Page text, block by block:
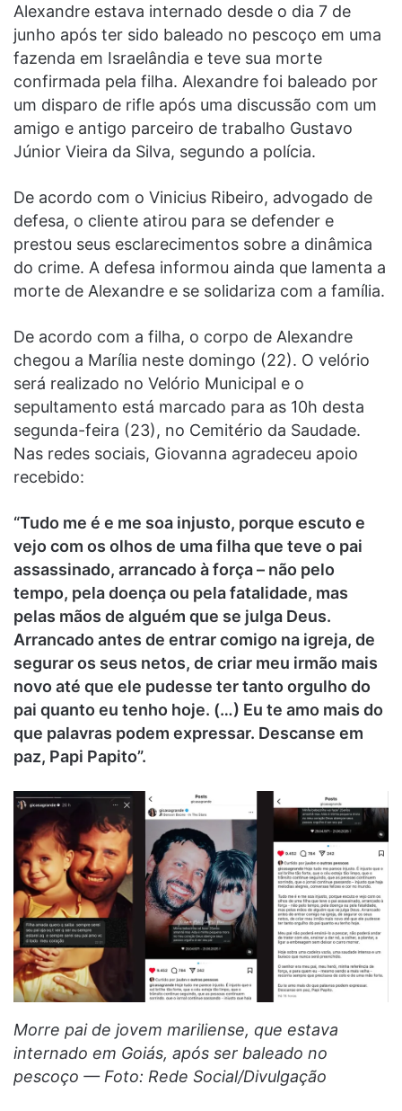
Alexandre estava internado desde o dia 7 de
junho após ter sido baleado no pescoço em uma
fazenda em Israelândia e teve sua morte
confirmada pela filha. Alexandre foi baleado por
um disparo de rifle após uma discussão com um
amigo e antigo parceiro de trabalho Gustavo
Júnior Vieira da Silva, segundo a polícia.
De acordo com o Vinicius Ribeiro, advogado de
defesa, o cliente atirou para se defender e
prestou seus esclarecimentos sobre a dinâmica
do crime. A defesa informou ainda que lamenta a
morte de Alexandre e se solidariza com a família.
De acordo com a filha, o corpo de Alexandre
chegou a Marília neste domingo (22). O velório
será realizado no Velório Municipal e o
sepultamento está marcado para as 10h desta
segunda-feira (23), no Cemitério da Saudade.
Nas redes sociais, Giovanna agradeceu apoio
recebido:
“Tudo me é e me soa injusto, porque escuto e
vejo com os olhos de uma filha que teve o pai
assassinado, arrancado à força – não pelo
tempo, pela doença ou pela fatalidade, mas
pelas mãos de alguém que se julga Deus.
Arrancado antes de entrar comigo na igreja, de
segurar os seus netos, de criar meu irmão mais
novo até que ele pudesse ter tanto orgulho do
pai quanto eu tenho hoje. (…) Eu te amo mais do
que palavras podem expressar. Descanse em
paz, Papi Papito”.
Morre pai de jovem mariliense, que estava
internado em Goiás, após ser baleado no
pescoço — Foto: Rede Social/Divulgação